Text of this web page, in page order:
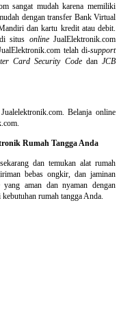
sangat mudah karena memiliki
dengan transfer Bank Virtual
dan kartu kredit atau debit.
situs onlineJualElektronik.com
telah di-support
Card Security Codedan JCB
Belanja online
Rumah Tangga Anda
dan temukan alat rumah
bebas ongkir, dan jaminan
aman dan nyaman dengan
rumah tangga Anda.